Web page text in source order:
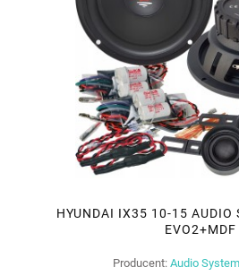
HYUNDAI IX35 10-15 AUDIO
EVO2+MDF
Producent: Audio